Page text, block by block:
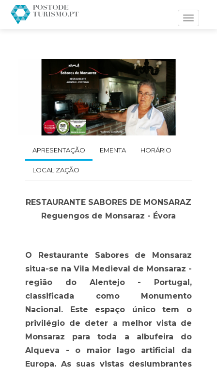
Toggle
APRESENTAÇÃO EMENTA HORÁRIO
LOCALIZAÇÃO
RESTAURANTE SABORES DE MONSARAZ
Reguengos de Monsaraz - Évora
O Restaurante Sabores de Monsaraz
situa-se na Vila Medieval de Monsaraz -
região do Alentejo - Portugal,
classificada como Monumento
Nacional. Este espaço único tem o
privilégio de deter a melhor vista de
Monsaraz para toda a albufeira do
Alqueva - o maior lago artificial da
Europa. As suas vistas deslumbrantes